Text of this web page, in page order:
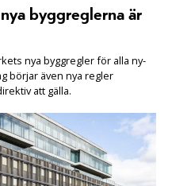
byggreglerna är
nya byggregler för alla ny-
börjar även nya regler
att gälla.